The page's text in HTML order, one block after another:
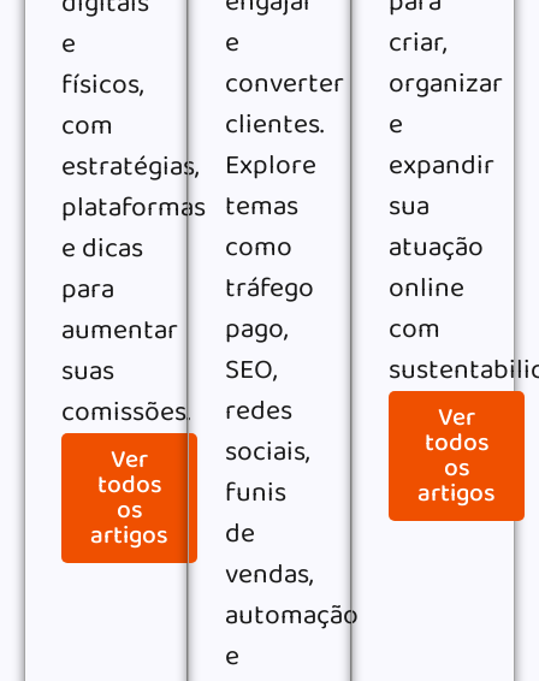
e
físicos,
com
estratégias,
plataformas
e dicas
para
aumentar
suas
comissões.
Ver
todos
os
artigos
e
converter
clientes.
Explore
temas
como
tráfego
pago,
SEO,
redes
sociais,
funis
de
vendas,
automação
e
criar,
organizar
e
expandir
sua
atuação
online
com
Ver
todos
os
artigos